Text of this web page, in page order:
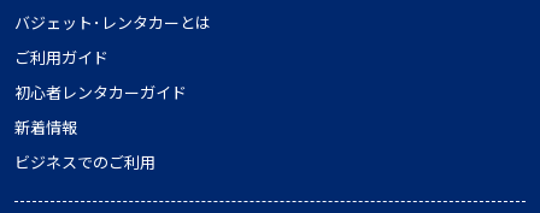
バジェット･レンタカーとは
ご利用ガイド
初心者レンタカーガイド
新着情報
ビジネスでのご利用